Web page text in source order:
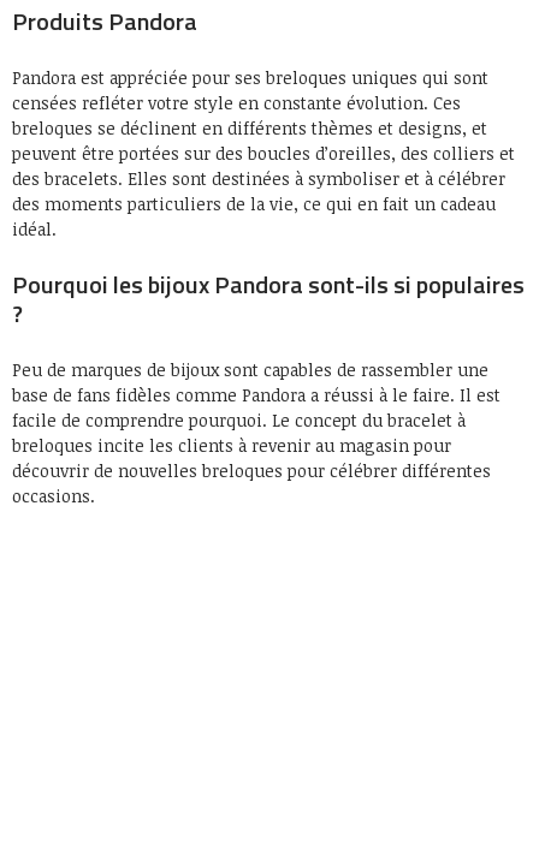
Produits Pandora
Pandora est appréciée pour ses breloques uniques qui sont
censées refléter votre style en constante évolution. Ces
breloques se déclinent en différents thèmes et designs, et
peuvent être portées sur des boucles d’oreilles, des colliers et
des bracelets. Elles sont destinées à symboliser et à célébrer
des moments particuliers de la vie, ce qui en fait un cadeau
idéal.
Pourquoi les bijoux Pandora sont-ils si populaires
?
Peu de marques de bijoux sont capables de rassembler une
base de fans fidèles comme Pandora a réussi à le faire. Il est
facile de comprendre pourquoi. Le concept du bracelet à
breloques incite les clients à revenir au magasin pour
découvrir de nouvelles breloques pour célébrer différentes
occasions.